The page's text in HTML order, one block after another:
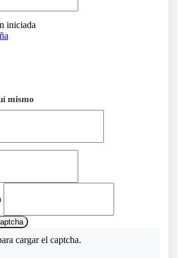
iniciada
mismo
cargar el captcha.